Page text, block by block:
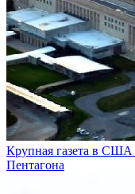
Крупная газета в США
Пентагона